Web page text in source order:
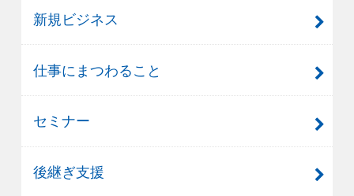
新規ビジネス
仕事にまつわること
セミナー
後継ぎ支援